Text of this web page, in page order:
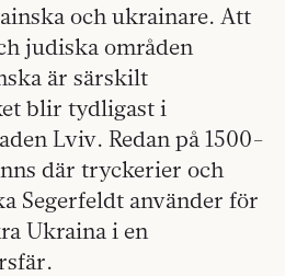
och ukrainare. Att
judiska områden
är särskilt
blir tydligast i
Lviv. Redan på 1500-
där tryckerier och
Segerfeldt använder för
Ukraina i en